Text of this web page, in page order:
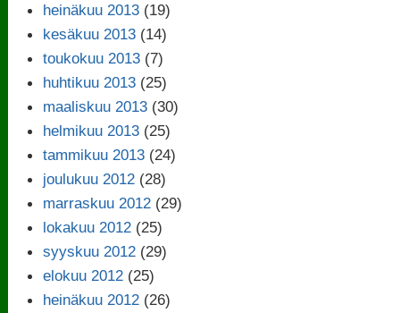
heinäkuu 2013 (19)
kesäkuu 2013 (14)
toukokuu 2013 (7)
huhtikuu 2013 (25)
maaliskuu 2013 (30)
helmikuu 2013 (25)
tammikuu 2013 (24)
joulukuu 2012 (28)
marraskuu 2012 (29)
lokakuu 2012 (25)
syyskuu 2012 (29)
elokuu 2012 (25)
heinäkuu 2012 (26)